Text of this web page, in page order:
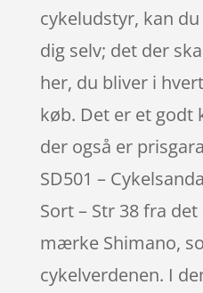
cykeludstyr, kan
dig selv; det der
her, du bliver i
køb. Det er et godt
der også er
SD501 –
Sort – Str 38 fra
mærke Shimano,
cykelverdenen. I